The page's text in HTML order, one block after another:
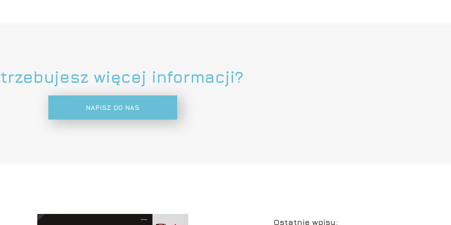
więcej informacji?
NAPISZ DO NAS
Ostatnie wpisy: